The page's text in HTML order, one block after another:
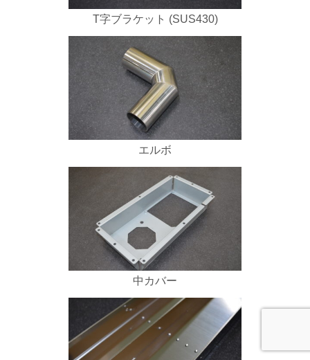
T字ブラケット (SUS430)
エルボ
中カバー